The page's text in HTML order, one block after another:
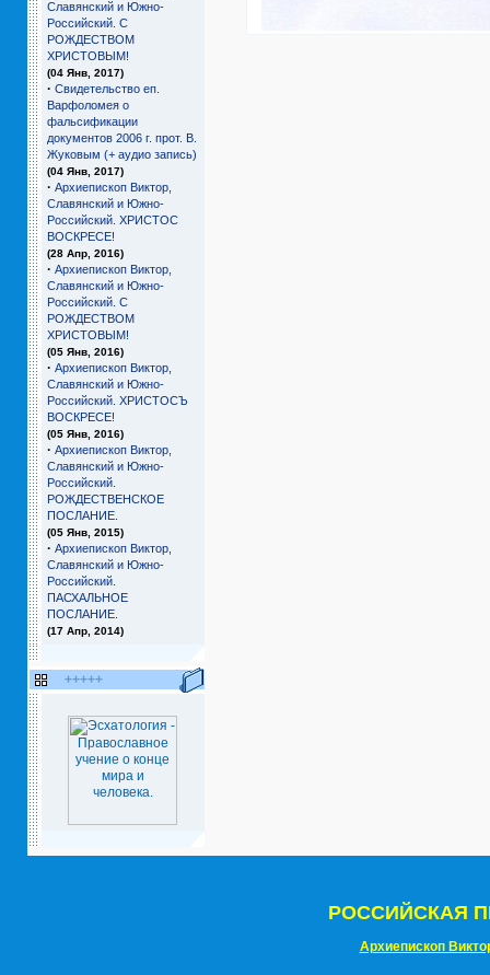
Славянский и Южно-
Российский. С
РОЖДЕСТВОМ
ХРИСТОВЫМ!
(04 Янв, 2017)
· Свидетельство еп.
Варфоломея о
фальсификации
документов 2006 г. прот. В.
Жуковым (+ аудио запись)
(04 Янв, 2017)
· Архиепископ Виктор,
Славянский и Южно-
Российский. ХРИСТОС
ВОСКРЕСЕ!
(28 Апр, 2016)
· Архиепископ Виктор,
Славянский и Южно-
Российский. С
РОЖДЕСТВОМ
ХРИСТОВЫМ!
(05 Янв, 2016)
· Архиепископ Виктор,
Славянский и Южно-
Российский. ХРИСТОСЪ
ВОСКРЕСЕ!
(05 Янв, 2016)
· Архиепископ Виктор,
Славянский и Южно-
Российский.
РОЖДЕСТВЕНСКОЕ
ПОСЛАНИЕ.
(05 Янв, 2015)
· Архиепископ Виктор,
Славянский и Южно-
Российский.
ПАСХАЛЬНОЕ
ПОСЛАНИЕ.
(17 Апр, 2014)
+++++
РОССИЙСКАЯ
Архиепископ